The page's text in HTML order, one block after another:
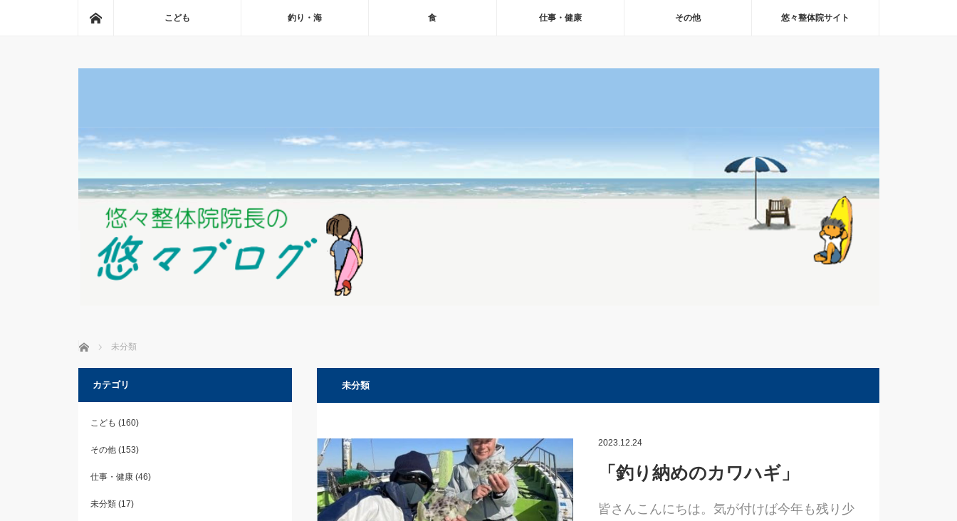
こども 釣り・海 食 仕事・健康 その他 悠々整体院サイト
ホーム 未分類
未分類
2023.12.24
「釣り納めのカワハギ」
皆さんこんにちは。気が付けば今年も残り少
カテゴリ
こども (160)
その他(153)
仕事・健康(46)
未分類(17)